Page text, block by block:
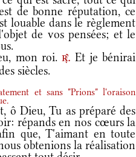
de bonne réputation, ce
louable dans le règlement
de vos pensées; et le
mon roi.r. Et je bénirai
siècles.
et sans "Prions" l'oraison
Dieu, Tu as préparé des
répands en nos cœurs la
que, T'aimant en toute
obtenions la réalisation